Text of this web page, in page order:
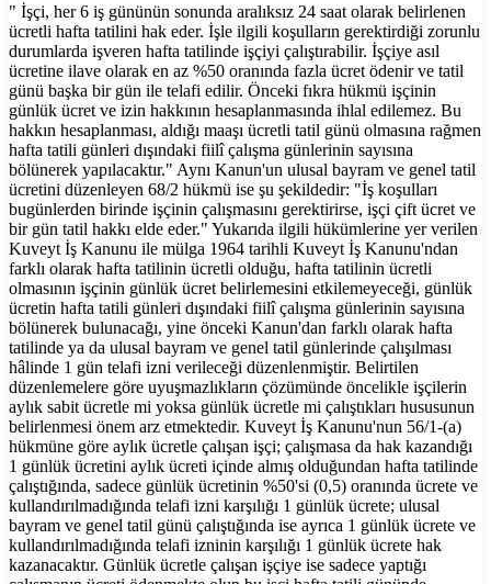
" İşçi, her 6 iş gününün sonunda aralıksız 24 saat olarak belirlenen
ücretli hafta tatilini hak eder. İşle ilgili koşulların gerektirdiği zorunlu
durumlarda işveren hafta tatilinde işçiyi çalıştırabilir. İşçiye asıl
ücretine ilave olarak en az %50 oranında fazla ücret ödenir ve tatil
günü başka bir gün ile telafi edilir. Önceki fıkra hükmü işçinin
günlük ücret ve izin hakkının hesaplanmasında ihlal edilemez. Bu
hakkın hesaplanması, aldığı maaşı ücretli tatil günü olmasına rağmen
hafta tatili günleri dışındaki fiilî çalışma günlerinin sayısına
bölünerek yapılacaktır." Aynı Kanun'un ulusal bayram ve genel tatil
ücretini düzenleyen 68/2 hükmü ise şu şekildedir: "İş koşulları
bugünlerden birinde işçinin çalışmasını gerektirirse, işçi çift ücret ve
bir gün tatil hakkı elde eder." Yukarıda ilgili hükümlerine yer verilen
Kuveyt İş Kanunu ile mülga 1964 tarihli Kuveyt İş Kanunu'ndan
farklı olarak hafta tatilinin ücretli olduğu, hafta tatilinin ücretli
olmasının işçinin günlük ücret belirlemesini etkilemeyeceği, günlük
ücretin hafta tatili günleri dışındaki fiilî çalışma günlerinin sayısına
bölünerek bulunacağı, yine önceki Kanun'dan farklı olarak hafta
tatilinde ya da ulusal bayram ve genel tatil günlerinde çalışılması
hâlinde 1 gün telafi izni verileceği düzenlenmiştir. Belirtilen
düzenlemelere göre uyuşmazlıkların çözümünde öncelikle işçilerin
aylık sabit ücretle mi yoksa günlük ücretle mi çalıştıkları hususunun
belirlenmesi önem arz etmektedir. Kuveyt İş Kanunu'nun 56/1-(a)
hükmüne göre aylık ücretle çalışan işçi; çalışmasa da hak kazandığı
1 günlük ücretini aylık ücreti içinde almış olduğundan hafta tatilinde
çalıştığında, sadece günlük ücretinin %50'si (0,5) oranında ücrete ve
kullandırılmadığında telafi izni karşılığı 1 günlük ücrete; ulusal
bayram ve genel tatil günü çalıştığında ise ayrıca 1 günlük ücrete ve
kullandırılmadığında telafi izninin karşılığı 1 günlük ücrete hak
kazanacaktır. Günlük ücretle çalışan işçiye ise sadece yaptığı